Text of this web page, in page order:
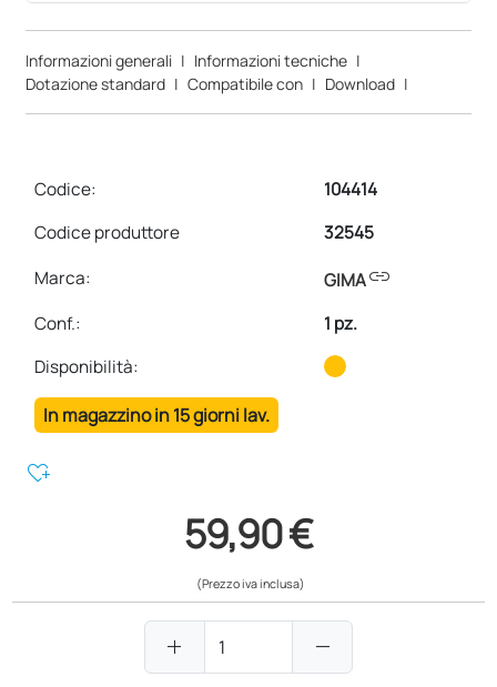
Informazioni generali | Informazioni tecniche |
Dotazione standard | Compatibile con | Download |
Codice:
104414
Codice produttore
32545
Marca:
GIMAlink
Conf.:
1 pz.
Disponibilità:
In magazzino in 15 giorni lav.
heart_plus
59,90 €
(Prezzo iva inclusa)
add remove